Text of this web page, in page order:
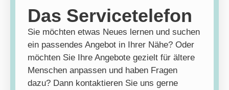
Das Servicetelefon
Sie möchten etwas Neues lernen und suchen
ein passendes Angebot in Ihrer Nähe? Oder
möchten Sie Ihre Angebote gezielt für ältere
Menschen anpassen und haben Fragen
dazu? Dann kontaktieren Sie uns gerne